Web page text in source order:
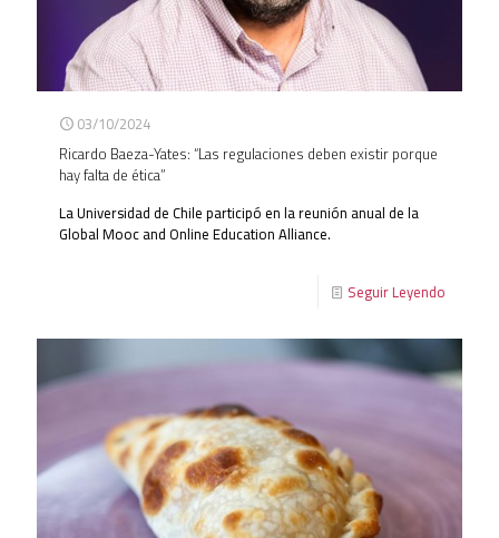
03/10/2024
Ricardo Baeza-Yates: “Las regulaciones deben existir porque
hay falta de ética”
La Universidad de Chile participó en la reunión anual de la
Global Mooc and Online Education Alliance.
Seguir Leyendo